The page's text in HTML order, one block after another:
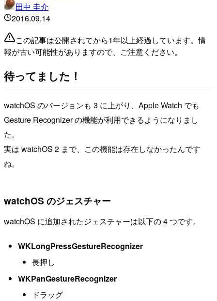
田中 圭介
2016.09.14
この記事は公開されてから1年以上経過しています。情
報が古い可能性がありますので、ご注意ください。
待ってました！
watchOS のバージョンも 3 に上がり、Apple Watch でも
Gesture Recognizer の機能が利用できるようになりまし
た。
実は watchOS 2 まで、この機能は存在しなかったんです
ね。
watchOS のジェスチャー
watchOS に追加されたジェスチャーは以下の 4 つです。
WKLongPressGestureRecognizer
長押し
WKPanGestureRecognizer
ドラッグ